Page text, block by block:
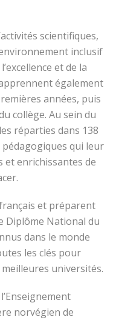
scientifiques,
inclusif
et de la
également
années, puis
collège. Au sein du
réparties dans 138
qui leur
enrichissantes de
et préparent
Diplôme National du
dans le monde
les clés pour
universités.
norvégien de